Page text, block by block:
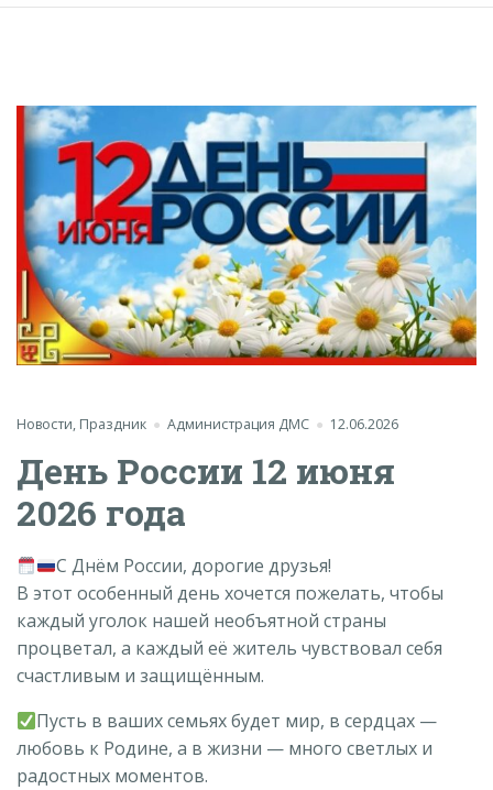
Новости, Праздник Администрация ДМС 12.06.2026
День России 12 июня
2026 года
С Днём России, дорогие друзья!
В этот особенный день хочется пожелать, чтобы
каждый уголок нашей необъятной страны
процветал, а каждый её житель чувствовал себя
счастливым и защищённым.
Пусть в ваших семьях будет мир, в сердцах —
любовь к Родине, а в жизни — много светлых и
радостных моментов.